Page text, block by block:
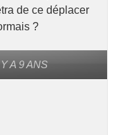
de ce déplacer
?
A 9 ANS